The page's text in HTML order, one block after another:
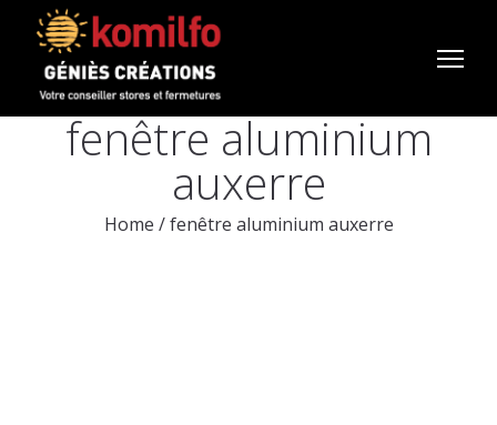
fenêtre aluminium
auxerre
Home /fenêtre aluminium auxerre